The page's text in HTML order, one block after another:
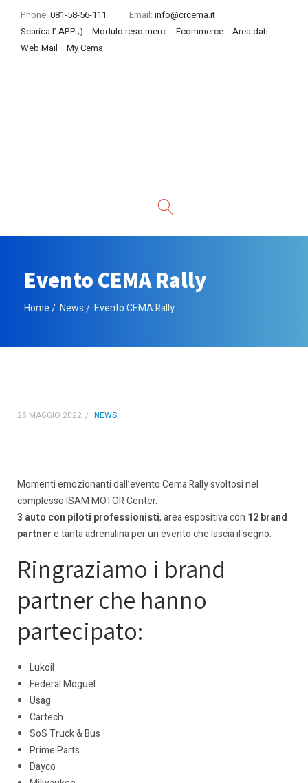
Phone: 081-58-56-111 Email: info@crcema.it
Scarica l’ APP ;)
Modulo reso merci Ecommerce
Area dati
Web Mail
My Cema
Evento CEMA Rally
Home News Evento CEMA Rally
25 MAGGIO 2022 NEWS
Momenti emozionanti dall’evento Cema Rally svoltosi nel
complesso ISAM MOTOR Center.
3 auto con piloti professionisti, area espositiva con 12 brand
partnere tanta adrenalina per un evento che lascia il segno.
Ringraziamo i brand
partner che hanno
partecipato:
Lukoil
Federal Moguel
Usag
Cartech
SoS Truck & Bus
Prime Parts
Dayco